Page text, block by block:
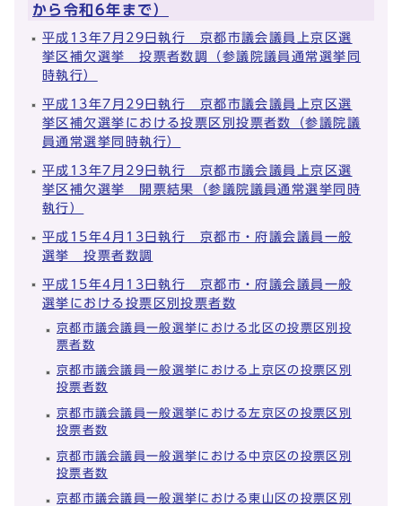
から令和6年まで）
平成13年7月29日執行 京都市議会議員上京区選
挙区補欠選挙 投票者数調（参議院議員通常選挙同
時執行）
平成13年7月29日執行 京都市議会議員上京区選
挙区補欠選挙における投票区別投票者数（参議院議
員通常選挙同時執行）
平成13年7月29日執行 京都市議会議員上京区選
挙区補欠選挙 開票結果（参議院議員通常選挙同時
執行）
平成15年4月13日執行 京都市・府議会議員一般
選挙 投票者数調
平成15年4月13日執行 京都市・府議会議員一般
選挙における投票区別投票者数
京都市議会議員一般選挙における北区の投票区別投
票者数
京都市議会議員一般選挙における上京区の投票区別
投票者数
京都市議会議員一般選挙における左京区の投票区別
投票者数
京都市議会議員一般選挙における中京区の投票区別
投票者数
京都市議会議員一般選挙における東山区の投票区別